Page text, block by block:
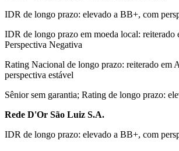
IDR de longo prazo: elevado a BB+, com
IDR de longo prazo em moeda local:
Perspectiva Negativa
Rating Nacional de longo prazo: reiterado em
perspectiva estável
Sênior sem garantia; Rating de longo prazo:
Rede D'Or São Luiz S.A.
IDR de longo prazo: elevado a BB+, com